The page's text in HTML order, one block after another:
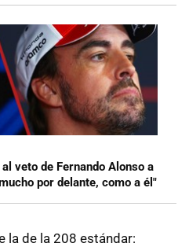
veto de Fernando Alonso a
por delante, como a él"
la de la 208 estándar: